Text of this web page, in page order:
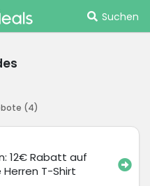
Suchen
(4)
12€ Rabatt auf
T-Shirt